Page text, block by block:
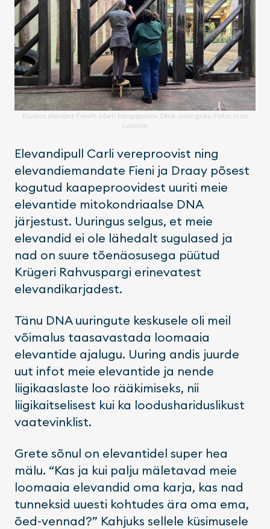
Kuidas elevant Fienilt võeti kaapeproov DNA uuringuks. Foto: Inari
Leiman
Elevandipull Carli vereproovist ning
elevandiemandate Fieni ja Draay põsest
kogutud kaapeproovidest uuriti meie
elevantide mitokondriaalse DNA
järjestust. Uuringus selgus, et meie
elevandid ei ole lähedalt sugulased ja
nad on suure tõenäosusega püütud
Krügeri Rahvuspargi erinevatest
elevandikarjadest.
Tänu DNA uuringute keskusele oli meil
võimalus taasavastada loomaaia
elevantide ajalugu. Uuring andis juurde
uut infot meie elevantide ja nende
liigikaaslaste loo rääkimiseks, nii
liigikaitselisest kui ka loodushariduslikust
vaatevinklist.
Grete sõnul on elevantidel super hea
mälu. “Kas ja kui palju mäletavad meie
loomaaia elevandid oma karja, kas nad
tunneksid uuesti kohtudes ära oma ema,
õed-vennad?” Kahjuks sellele küsimusele